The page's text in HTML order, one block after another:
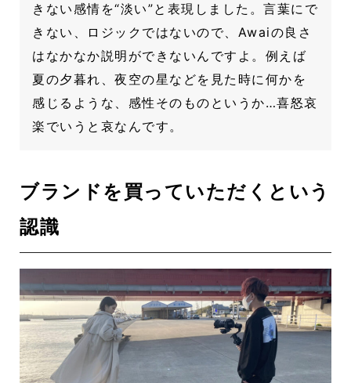
きない感情を“淡い”と表現しました。言葉にで
きない、ロジックではないので、Awaiの良さ
はなかなか説明ができないんですよ。例えば
夏の夕暮れ、夜空の星などを見た時に何かを
感じるような、感性そのものというか…喜怒哀
楽でいうと哀なんです。
ブランドを買っていただくという
認識